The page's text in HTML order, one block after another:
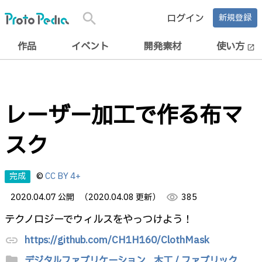
search ログイン 新規登録
作品 イベント 開発素材 使い方 open_in_new
レーザー加工で作る布マ
スク
完成 ©CC BY 4+
2020.04.07 公開
（2020.04.08 更新） visibility 385
テクノロジーでウィルスをやっつけよう！
link https://github.com/CH1H160/ClothMask